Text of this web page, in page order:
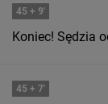
45 + 9'
Koniec! Sędzia
45 + 7'